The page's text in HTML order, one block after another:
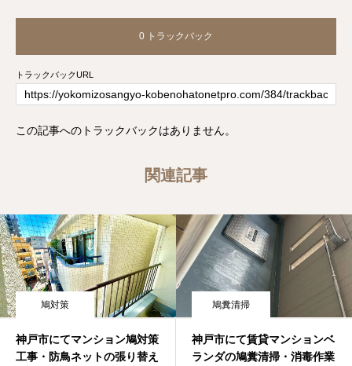
0 トラックバック
トラックバックURL
この記事へのトラックバックはありません。
関連記事
鳩対策
神戸市にてマンション鳩対策
工事・防鳥ネットの張り替え
鳩糞清掃
神戸市にて賃貸マンションベ
ランダの鳩糞清掃・消毒作業